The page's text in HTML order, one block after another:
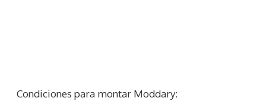
Condiciones para montar Moddary: